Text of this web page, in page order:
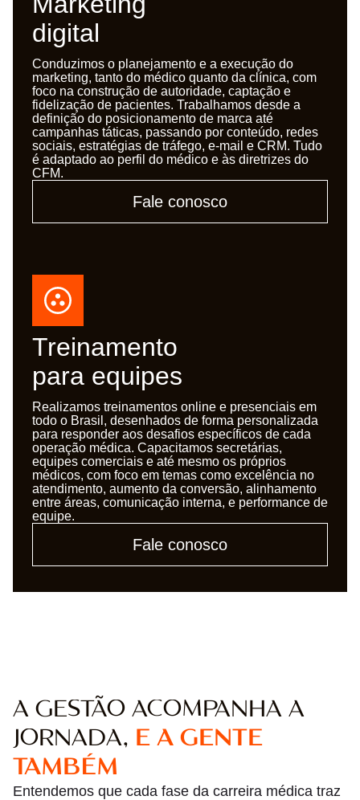
digital
Conduzimos o planejamento e a execução do
marketing, tanto do médico quanto da clínica, com
foco na construção de autoridade, captação e
fidelização de pacientes. Trabalhamos desde a
definição do posicionamento de marca até
campanhas táticas, passando por conteúdo, redes
sociais, estratégias de tráfego, e-mail e CRM. Tudo
é adaptado ao perfil do médico e às diretrizes do
CFM.
Fale conosco
Treinamento
para equipes
Realizamos treinamentos online e presenciais em
todo o Brasil, desenhados de forma personalizada
para responder aos desafios específicos de cada
operação médica. Capacitamos secretárias,
equipes comerciais e até mesmo os próprios
médicos, com foco em temas como excelência no
atendimento, aumento da conversão, alinhamento
entre áreas, comunicação interna, e performance de
equipe.
Fale conosco
A GESTÃO ACOMPANHA A
JORNADA, E A GENTE
TAMBÉM
Entendemos que cada fase da carreira médica traz